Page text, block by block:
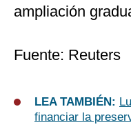
ampliación
Fuente: Reuters
LEA TAMBIÉN:
financiar la